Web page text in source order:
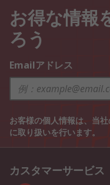
お得な情報
ろう
Emailアドレス
お客様の個人情報は、当
に取り扱いを行います。
カスタマーサービス